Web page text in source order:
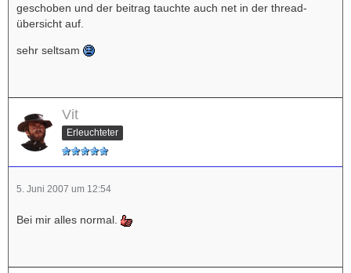
geschoben und der beitrag tauchte auch net in der thread-
übersicht auf.
sehr seltsam
Vit
Erleuchteter
5. Juni 2007 um 12:54
Bei mir alles normal.